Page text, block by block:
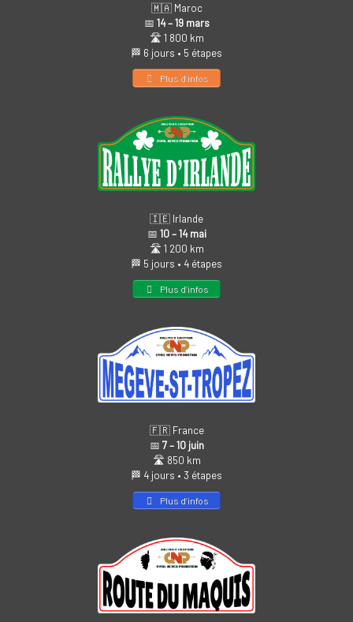
🇲🇦 Maroc
📅 14 – 19 mars
🛣️ 1 800 km
🏁 6 jours • 5 étapes
Plus d’infos
🇮🇪 Irlande
📅 10 – 14 mai
🛣️ 1 200 km
🏁 5 jours • 4 étapes
Plus d’infos
🇫🇷 France
📅 7 – 10 juin
🛣️ 850 km
🏁 4 jours • 3 étapes
Plus d’infos